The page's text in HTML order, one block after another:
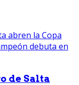
de Salta